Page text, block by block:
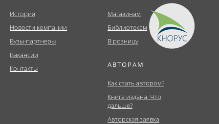
История
Новости компании
Вузы-партнеры
Вакансии
Контакты
Магазинам
Библиотекам
В розницу
АВТОРАМ
Как стать автором?
Книга издана. Что
дальше?
Авторская заявка